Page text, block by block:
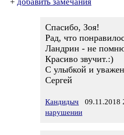
Спасибо, Зоя!
Рад, что
Ландрин - не
Красиво звучит.:)
С улыбкой и
Сергей
Кандидыч 09.11.2018
нарушении